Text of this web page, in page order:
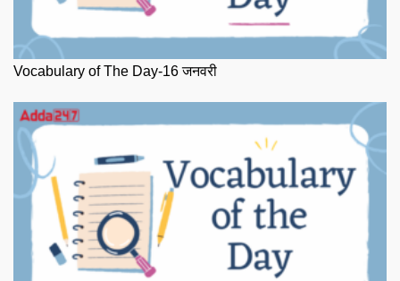
Vocabulary of The Day-16 जनवरी